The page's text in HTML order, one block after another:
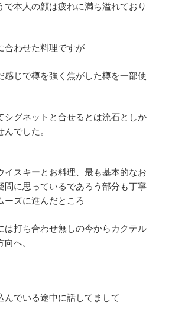
で本人の顔は疲れに満ち溢れており
合わせた料理ですが
感じで樽を強く焦がした樽を一部使
シグネットと合せるとは流石としか
でした。
イスキーとお料理、最も基本的なお
問に思っているであろう部分も丁寧
ーズに進んだところ
は打ち合わせ無しの今からカクテル
へ。
んでいる途中に話してまして